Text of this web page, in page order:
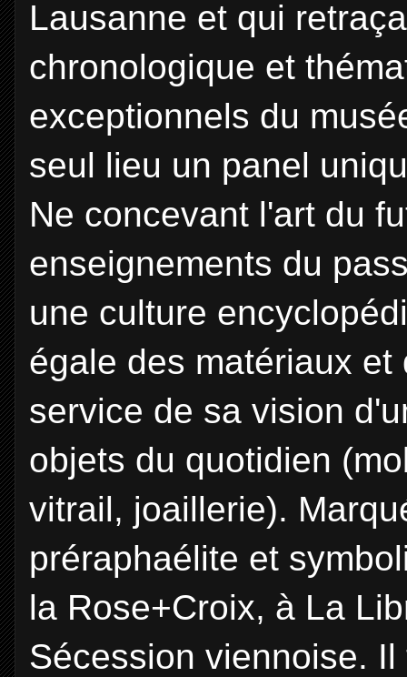
Lausanne et qui
chronologique et
exceptionnels du
seul lieu un panel
Ne concevant l'art du
enseignements du
une culture
égale des matériaux
service de sa vision
objets du quotidien
vitrail, joaillerie).
préraphaélite et
la Rose+Croix, à La
Sécession viennoise.